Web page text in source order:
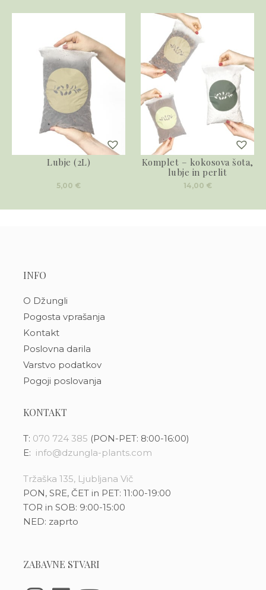
Lubje (2L)
5,00 €
Komplet – kokosova šota,
lubje in perlit
14,00 €
INFO
O Džungli
Pogosta vprašanja
Kontakt
Poslovna darila
Varstvo podatkov
Pogoji poslovanja
KONTAKT
T: 070 724 385 (PON-PET: 8:00-16:00)
E: info@dzungla-plants.com
Tržaška 135, Ljubljana Vič
PON, SRE, ČET in PET: 11:00-19:00
TOR in SOB: 9:00-15:00
NED: zaprto
ZABAVNE STVARI